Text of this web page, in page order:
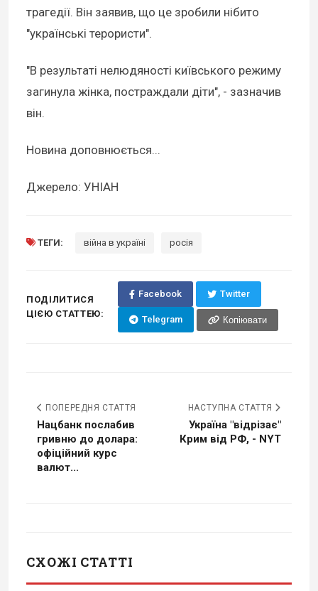
трагедії. Він заявив, що це зробили нібито
"українські терористи".
"В результаті нелюдяності київського режиму
загинула жінка, постраждали діти", - зазначив
він.
Новина доповнюється...
Джерело: УНІАН
ТЕГИ: війна в україні росія
ПОДІЛИТИСЯ
ЦІЄЮ СТАТТЕЮ:
Facebook Twitter
Telegram Копіювати
ПОПЕРЕДНЯ СТАТТЯ
Нацбанк послабив
гривню до долара:
офіційний курс
валют...
НАСТУПНА СТАТТЯ
Україна "відрізає"
Крим від РФ, - NYT
СХОЖІ СТАТТІ